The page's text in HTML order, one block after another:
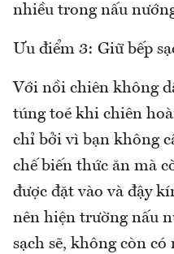
nhiều trong nấu
Ưu điểm 3: Giữ bếp
Với nồi chiên không
túng toé khi chiên
chỉ bởi vì bạn không
chế biến thức ăn mà
được đặt vào và đậy
nên hiện trường nấu
sạch sẽ, không còn